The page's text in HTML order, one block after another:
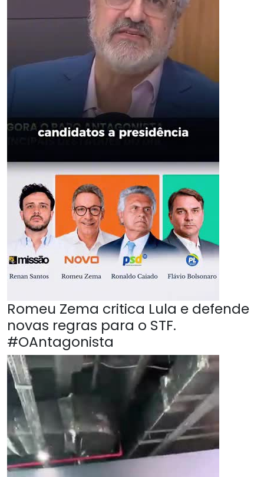
Romeu Zema critica Lula e defende
novas regras para o STF.
#OAntagonista